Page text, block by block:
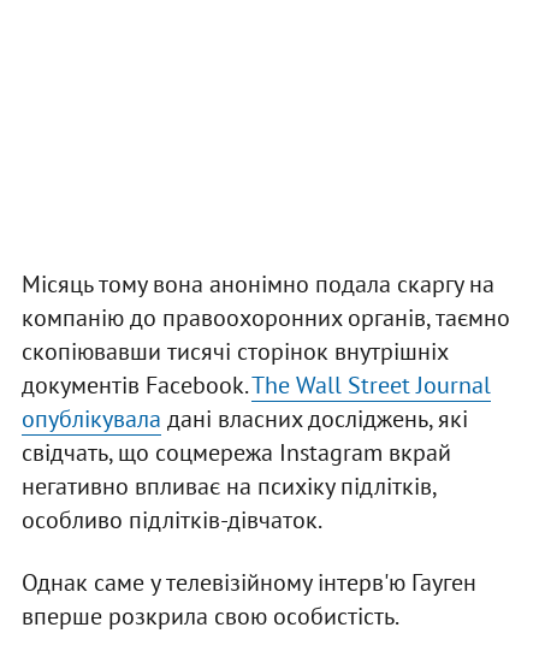
Місяць тому вона анонімно подала скаргу на
компанію до правоохоронних органів, таємно
скопіювавши тисячі сторінок внутрішніх
документів Facebook.The Wall Street Journal
опублікувала дані власних досліджень, які
свідчать, що соцмережа Instagram вкрай
негативно впливає на психіку підлітків,
особливо підлітків-дівчаток.
Однак саме у телевізійному інтерв'ю Гауген
вперше розкрила свою особистість.